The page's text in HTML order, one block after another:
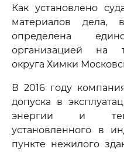
Как установлено
материалов дела,
определена
организацией на
округа Химки
В 2016 году
допуска в
энергии и
установленного в
пункте нежилого